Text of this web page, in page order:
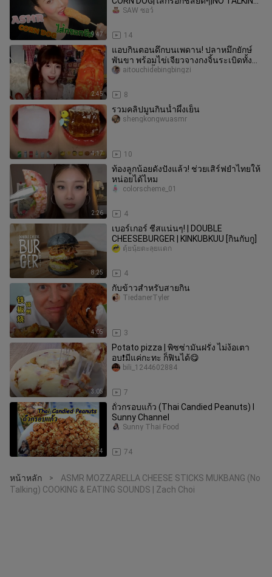
9:47
•EATING SOUND•
14
SAW ซอว์
2:45
แอบกินตอนดึกบนเพดาน! ปลาหมึกยักษ์
พันขา พร้อมไข่เจียวจางกงจิ้นระเบิดทั้ง
สองอย่าง เนื้อเด้งหนึบหอมกรอบ
8
aitouchidebingbingzi
4:17
รวมคลิปมูนกินน้ำผึ้งเย็น
10
shengkongwuasmr
2:26
ท้องลูกน้อยดังปังแล้ว! ช่วยเสิร์ฟยำไทยให้
หน่อยได้ไหม
4
colorscheme_01
8:25
เบอร์เกอร์ ชีสแน่นๆ! | DOUBLE
CHEESEBURGER | KINKUBKUU [กินกับกู]
4
ตุ้ยนุ้ยตะลุยแดก
4:05
กับข้าวสำหรับสายกิน
3
TiedanerTyler
3:05
Potato pizza | พิซซ่ามันฝรั่ง ไม่ง้อเตา
อบ❗️มีแค่กะทะ ก็ฟินได้😋
7
bili_1244602884
3:14
ถั่วกรอบแก้ว (Thai Candied Peanuts) l
Sunny Channel
74
Sunny Thai Food
หน้าหลัก >
ASMR MOZZARELLA CHEESE STICKS MUKBANG (No
Talking) COOKING & EATING SOUNDS | Zach Choi